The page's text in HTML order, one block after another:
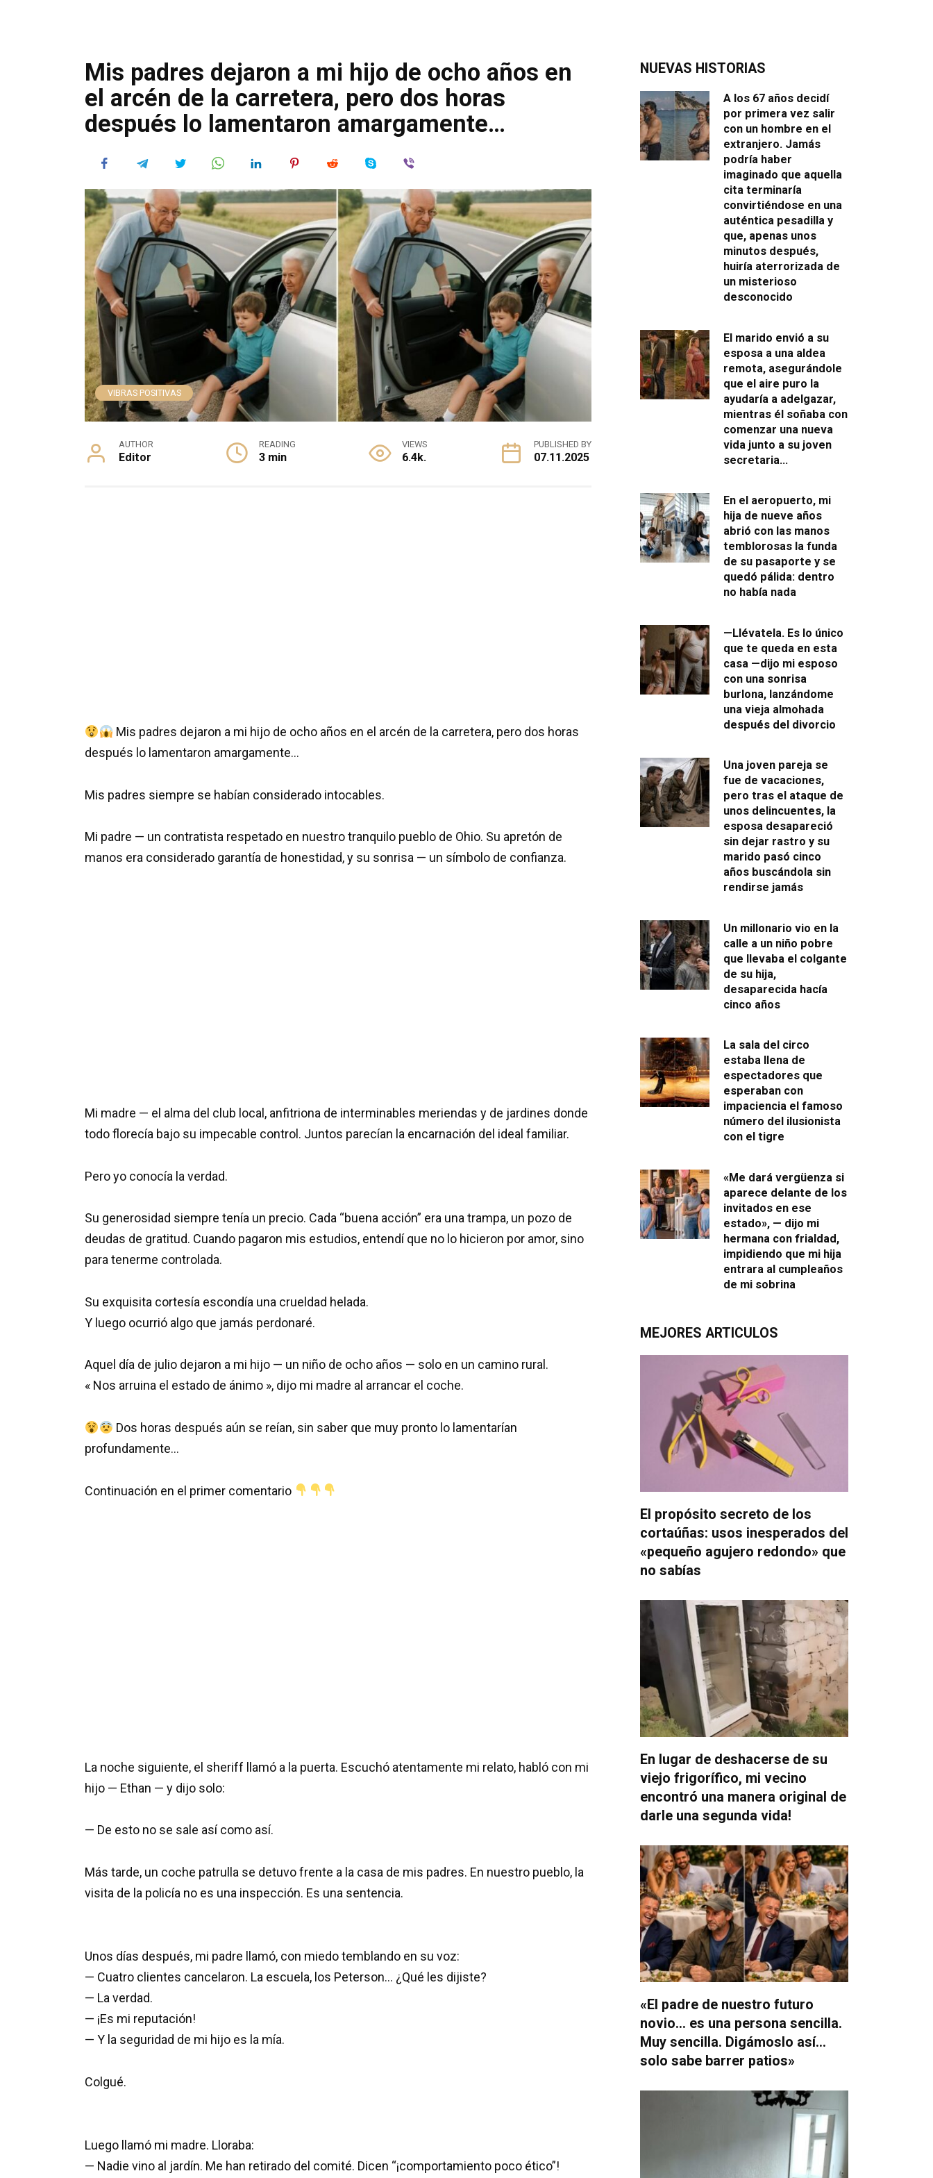
Mis padres dejaron a mi hijo de ocho años en
el arcén de la carretera, pero dos horas
después lo lamentaron amargamente…
VIBRAS POSITIVAS
AUTHOR
Editor
READING
3 min
VIEWS
6.4k.
PUBLISHED BY
07.11.2025
Mis padres dejaron a mi hijo de ocho años en el arcén de la carretera, pero dos horas
después lo lamentaron amargamente…
Mis padres siempre se habían considerado intocables.
Mi padre — un contratista respetado en nuestro tranquilo pueblo de Ohio. Su apretón de
manos era considerado garantía de honestidad, y su sonrisa — un símbolo de confianza.
Mi madre — el alma del club local, anfitriona de interminables meriendas y de jardines donde
todo florecía bajo su impecable control. Juntos parecían la encarnación del ideal familiar.
Pero yo conocía la verdad.
Su generosidad siempre tenía un precio. Cada “buena acción” era una trampa, un pozo de
deudas de gratitud. Cuando pagaron mis estudios, entendí que no lo hicieron por amor, sino
para tenerme controlada.
Su exquisita cortesía escondía una crueldad helada.
Y luego ocurrió algo que jamás perdonaré.
Aquel día de julio dejaron a mi hijo — un niño de ocho años — solo en un camino rural.
« Nos arruina el estado de ánimo », dijo mi madre al arrancar el coche.
Dos horas después aún se reían, sin saber que muy pronto lo lamentarían
profundamente…
Continuación en el primer comentario
La noche siguiente, el sheriff llamó a la puerta. Escuchó atentamente mi relato, habló con mi
hijo — Ethan — y dijo solo:
— De esto no se sale así como así.
Más tarde, un coche patrulla se detuvo frente a la casa de mis padres. En nuestro pueblo, la
visita de la policía no es una inspección. Es una sentencia.
Unos días después, mi padre llamó, con miedo temblando en su voz:
— Cuatro clientes cancelaron. La escuela, los Peterson… ¿Qué les dijiste?
— La verdad.
— ¡Es mi reputación!
— Y la seguridad de mi hijo es la mía.
Colgué.
Luego llamó mi madre. Lloraba:
— Nadie vino al jardín. Me han retirado del comité. Dicen “¡comportamiento poco ético”!
NUEVAS HISTORIAS
A los 67 años decidí
por primera vez salir
con un hombre en el
extranjero. Jamás
podría haber
imaginado que aquella
cita terminaría
convirtiéndose en una
auténtica pesadilla y
que, apenas unos
minutos después,
huiría aterrorizada de
un misterioso
desconocido
El marido envió a su
esposa a una aldea
remota, asegurándole
que el aire puro la
ayudaría a adelgazar,
mientras él soñaba con
comenzar una nueva
vida junto a su joven
secretaria…
En el aeropuerto, mi
hija de nueve años
abrió con las manos
temblorosas la funda
de su pasaporte y se
quedó pálida: dentro
no había nada
—Llévatela. Es lo único
que te queda en esta
casa —dijo mi esposo
con una sonrisa
burlona, lanzándome
una vieja almohada
después del divorcio
Una joven pareja se
fue de vacaciones,
pero tras el ataque de
unos delincuentes, la
esposa desapareció
sin dejar rastro y su
marido pasó cinco
años buscándola sin
rendirse jamás
Un millonario vio en la
calle a un niño pobre
que llevaba el colgante
de su hija,
desaparecida hacía
cinco años
La sala del circo
estaba llena de
espectadores que
esperaban con
impaciencia el famoso
número del ilusionista
con el tigre
«Me dará vergüenza si
aparece delante de los
invitados en ese
estado», — dijo mi
hermana con frialdad,
impidiendo que mi hija
entrara al cumpleaños
de mi sobrina
MEJORES ARTICULOS
El propósito secreto de los
cortaúñas: usos inesperados del
«pequeño agujero redondo» que
no sabías
En lugar de deshacerse de su
viejo frigorífico, mi vecino
encontró una manera original de
darle una segunda vida!
«El padre de nuestro futuro
novio… es una persona sencilla.
Muy sencilla. Digámoslo así…
solo sabe barrer patios»